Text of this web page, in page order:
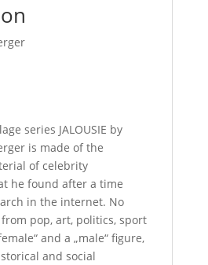
series JALOUSIE by
is made of the
of celebrity
he found after a time
in the internet. No
pop, art, politics, sport
and a „male“ figure,
and social